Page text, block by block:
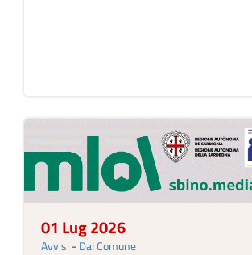
01 Lug 2026
Avvisi - Dal Comune